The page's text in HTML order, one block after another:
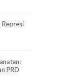
Represi
PRD